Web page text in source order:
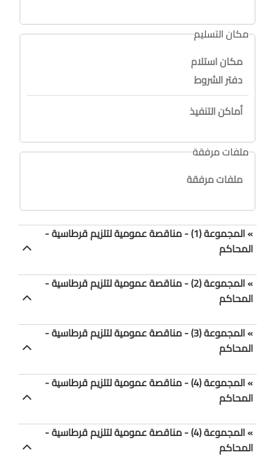
مكان التسليم
مكان استلام
دفتر الشروط
أماكن التنفيذ
ملفات مرفقة
ملفات مرفقة
» المجموعة (1) - مناقصة عمومية لتلزيم قرطاسية -
المحاكم
» المجموعة (2) - مناقصة عمومية لتلزيم قرطاسية -
المحاكم
» المجموعة (3) - مناقصة عمومية لتلزيم قرطاسية -
المحاكم
» المجموعة (4) - مناقصة عمومية لتلزيم قرطاسية -
المحاكم
» المجموعة (4) - مناقصة عمومية لتلزيم قرطاسية -
المحاكم